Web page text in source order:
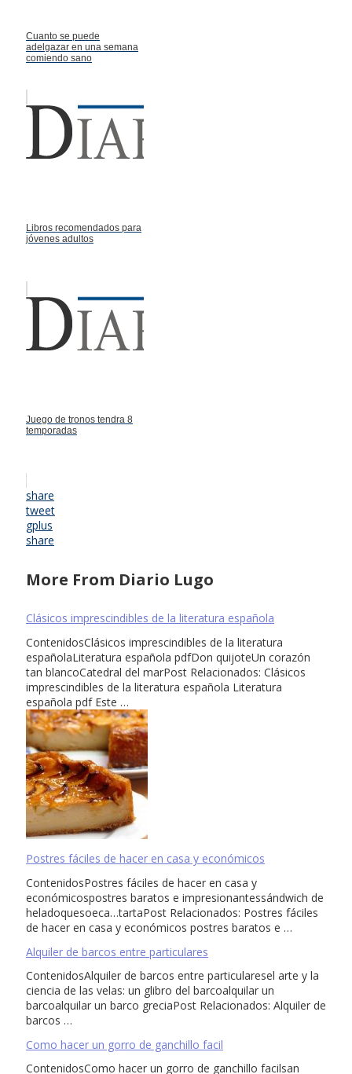
Cuanto se puede
adelgazar en una semana
comiendo sano
Libros recomendados para
jóvenes adultos
Juego de tronos tendra 8
temporadas
share
tweet
gplus
share
More From Diario Lugo
Clásicos imprescindibles de la literatura española
ContenidosClásicos imprescindibles de la literatura
españolaLiteratura española pdfDon quijoteUn corazón
tan blancoCatedral del marPost Relacionados: Clásicos
imprescindibles de la literatura española Literatura
española pdf Este …
Postres fáciles de hacer en casa y económicos
ContenidosPostres fáciles de hacer en casa y
económicospostres baratos e impresionantessándwich de
heladoquesoeca…tartaPost Relacionados: Postres fáciles
de hacer en casa y económicos postres baratos e …
Alquiler de barcos entre particulares
ContenidosAlquiler de barcos entre particularesel arte y la
ciencia de las velas: un glibro del barcoalquilar un
barcoalquilar un barco greciaPost Relacionados: Alquiler de
barcos …
Como hacer un gorro de ganchillo facil
ContenidosComo hacer un gorro de ganchillo facilsan